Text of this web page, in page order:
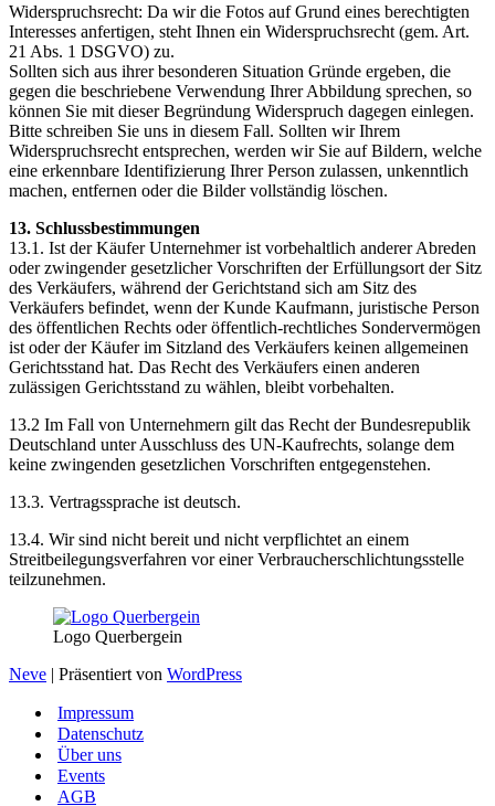
Widerspruchsrecht: Da wir die Fotos auf Grund eines berechtigten
Interesses anfertigen, steht Ihnen ein Widerspruchsrecht (gem. Art.
21 Abs. 1 DSGVO) zu.
Sollten sich aus ihrer besonderen Situation Gründe ergeben, die
gegen die beschriebene Verwendung Ihrer Abbildung sprechen, so
können Sie mit dieser Begründung Widerspruch dagegen einlegen.
Bitte schreiben Sie uns in diesem Fall. Sollten wir Ihrem
Widerspruchsrecht entsprechen, werden wir Sie auf Bildern, welche
eine erkennbare Identifizierung Ihrer Person zulassen, unkenntlich
machen, entfernen oder die Bilder vollständig löschen.
13. Schlussbestimmungen
13.1. Ist der Käufer Unternehmer ist vorbehaltlich anderer Abreden
oder zwingender gesetzlicher Vorschriften der Erfüllungsort der Sitz
des Verkäufers, während der Gerichtstand sich am Sitz des
Verkäufers befindet, wenn der Kunde Kaufmann, juristische Person
des öffentlichen Rechts oder öffentlich-rechtliches Sondervermögen
ist oder der Käufer im Sitzland des Verkäufers keinen allgemeinen
Gerichtsstand hat. Das Recht des Verkäufers einen anderen
zulässigen Gerichtsstand zu wählen, bleibt vorbehalten.
13.2 Im Fall von Unternehmern gilt das Recht der Bundesrepublik
Deutschland unter Ausschluss des UN-Kaufrechts, solange dem
keine zwingenden gesetzlichen Vorschriften entgegenstehen.
13.3. Vertragssprache ist deutsch.
13.4. Wir sind nicht bereit und nicht verpflichtet an einem
Streitbeilegungsverfahren vor einer Verbraucherschlichtungsstelle
teilzunehmen.
Logo Querbergein
Neve | Präsentiert von WordPress
Impressum
Datenschutz
Über uns
Events
AGB